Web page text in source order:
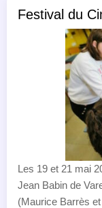
Festival du
Les 19 et 21 mai
Jean Babin de
(Maurice Barrès